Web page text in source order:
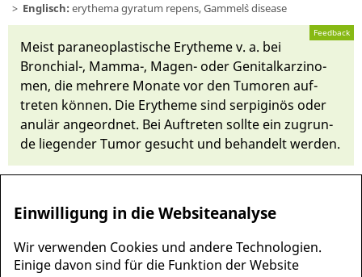
Englisch: erythema gyratum repens, Gammel`s disease
Feedback
Meist paraneo­plastische Erytheme v. a. bei
Bronchi­al-, Mamma-, Magen- oder Ge­nitalkarzino­
men, die meh­re­re Mona­te vor den Tumoren auf­
treten kön­nen. Die Erythemesind serpiginös oder
anulär an­ge­ord­net. Bei Auf­treten soll­te ein zu­grun­
de liegen­der Tumor ge­sucht und behandelt werden.
Einwilligung in die Websiteanalyse
Wir verwenden Cookies und andere Technologien.
Einige davon sind für die Funktion der Website